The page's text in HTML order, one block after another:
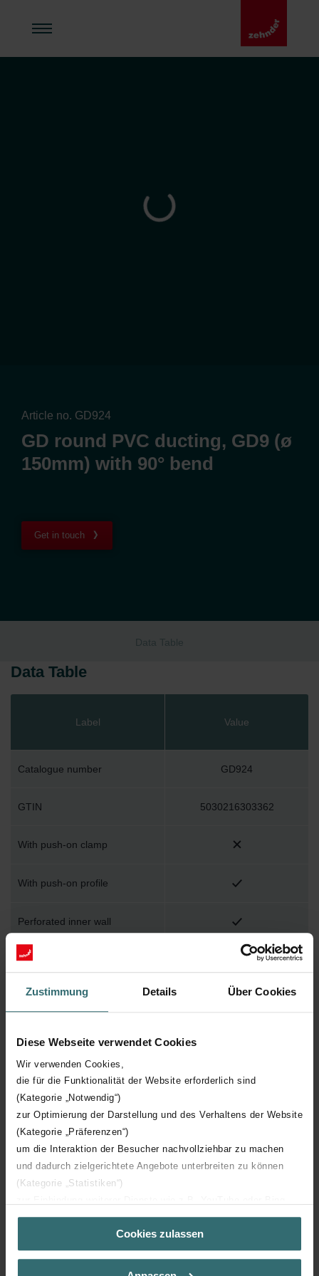
Zustimmung Details Über Cookies
Diese Webseite verwendet Cookies
Wir verwenden Cookies,
die für die Funktionalität der Website erforderlich sind
(Kategorie „Notwendig“)
zur Optimierung der Darstellung und des Verhaltens der Website
(Kategorie „Präferenzen“)
um die Interaktion der Besucher nachvollziehbar zu machen
und dadurch zielgerichtete Angebote unterbreiten zu können
(Kategorie „Statistiken“)
(Kategorie „Marketing“)
Über „Details zeigen“ bzw. die Datenschutzerklärung erhalten
Sie weitere Informationen. Durch die Auswahl der Kategorie
Cookies zulassen
Article no. GD924
GD round PVC ducting, GD9 (ø
150mm) with 90° bend
Get in touch
Data Table
Data Table
Label Value
Catalogue number GD924
GTIN 5030216303362
With push-on clamp
With push-on profile
Perforated inner wall
Anti-bacterial treatment
Antistatic version
Embeddable in concrete
Wall thickness duct 75 mm
Material quality duct Polyvinyl chloride (PVC)
Downloads